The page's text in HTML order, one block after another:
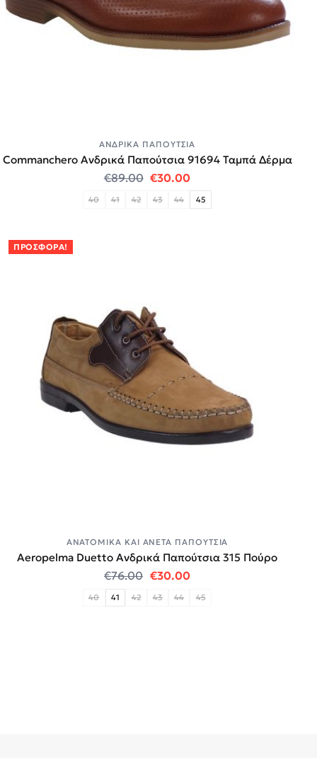
ΑΝΔΡΙΚΆ ΠΑΠΟΎΤΣΙΑ
Commanchero Ανδρικά Παπούτσια 91694 Ταμπά Δέρμα
€89.00 Original price was: €89.00.
€30.00Η τρέχουσα τιμή
40 41 42 43 44 45
ΠΡΟΣΦΟΡΆ!
ΑΝΑΤΟΜΙΚΆ ΚΑΙ ΆΝΕΤΑ ΠΑΠΟΎΤΣΙΑ
Aeropelma Duetto Ανδρικά Παπούτσια 315 Πούρο
€76.00 Original price was: €76.00.
€30.00Η τρέχουσα τιμή
40 41 42 43 44 45